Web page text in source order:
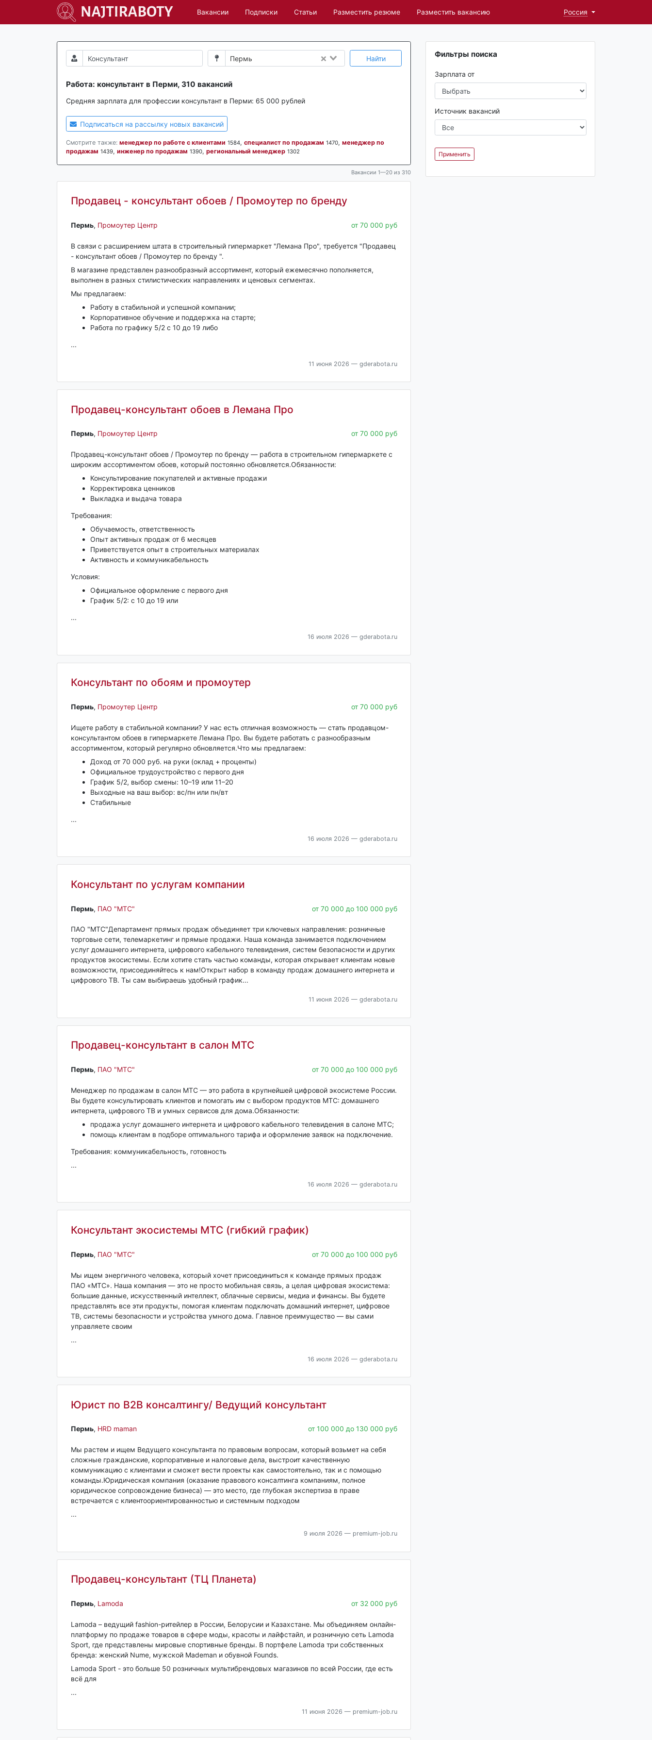
Вакансии Подписки Статьи Разместить резюме Разместить вакансию Россия
Пермь Найти
Работа: консультант в Перми, 310 вакансий
Средняя зарплата для профессии консультант в Перми: 65 000 рублей
Подписаться на рассылку новых вакансий
Смотрите также: менеджер по работе с клиентами 1584, специалист по продажам 1470, менеджер по
продажам 1439, инженер по продажам 1390, региональный менеджер 1302
Вакансии 1—20 из 310
Продавец - консультант обоев / Промоутер по бренду
Пермь‎, Промоутер Центр от 70 000 руб
В связи с расширением штата в строительный гипермаркет "Лемана Про", требуется "Продавец
- консультант обоев / Промоутер по бренду ".
В магазине представлен разнообразный ассортимент, который ежемесячно пополняется,
выполнен в разных стилистических направлениях и ценовых сегментах.
Мы предлагаем:
Работу в стабильной и успешной компании;
Корпоративное обучение и поддержка на старте;
Работа по графику 5/2 с 10 до 19 либо
...
11 июня 2026 — gderabota.ru
Продавец-консультант обоев в Лемана Про
Пермь‎, Промоутер Центр от 70 000 руб
Продавец-консультант обоев / Промоутер по бренду — работа в строительном гипермаркете с
широким ассортиментом обоев, который постоянно обновляется.Обязанности:
Консультирование покупателей и активные продажи
Корректировка ценников
Выкладка и выдача товара
Требования:
Обучаемость, ответственность
Опыт активных продаж от 6 месяцев
Приветствуется опыт в строительных материалах
Активность и коммуникабельность
Условия:
Официальное оформление с первого дня
График 5/2: с 10 до 19 или
...
16 июля 2026 — gderabota.ru
Консультант по обоям и промоутер
Пермь‎, Промоутер Центр от 70 000 руб
Ищете работу в стабильной компании? У нас есть отличная возможность — стать продавцом-
консультантом обоев в гипермаркете Лемана Про. Вы будете работать с разнообразным
ассортиментом, который регулярно обновляется.Что мы предлагаем:
Доход от 70 000 руб. на руки (оклад + проценты)
Официальное трудоустройство с первого дня
График 5/2, выбор смены: 10–19 или 11–20
Выходные на ваш выбор: вс/пн или пн/вт
Стабильные
...
16 июля 2026 — gderabota.ru
Консультант по услугам компании
Пермь‎, ПАО "МТС" от 70 000 до 100 000 руб
ПАО "МТС"Департамент прямых продаж объединяет три ключевых направления: розничные
торговые сети, телемаркетинг и прямые продажи. Наша команда занимается подключением
услуг домашнего интернета, цифрового кабельного телевидения, систем безопасности и других
продуктов экосистемы. Если хотите стать частью команды, которая открывает клиентам новые
возможности, присоединяйтесь к нам!Открыт набор в команду продаж домашнего интернета и
цифрового ТВ. Ты сам выбираешь удобный график...
11 июня 2026 — gderabota.ru
Продавец-консультант в салон МТС
Пермь‎, ПАО "МТС" от 70 000 до 100 000 руб
Менеджер по продажам в салон МТС — это работа в крупнейшей цифровой экосистеме России.
Вы будете консультировать клиентов и помогать им с выбором продуктов МТС: домашнего
интернета, цифрового ТВ и умных сервисов для дома.Обязанности:
продажа услуг домашнего интернета и цифрового кабельного телевидения в салоне МТС;
помощь клиентам в подборе оптимального тарифа и оформление заявок на подключение.
Требования: коммуникабельность, готовность
...
16 июля 2026 — gderabota.ru
Консультант экосистемы МТС (гибкий график)
Пермь‎, ПАО "МТС" от 70 000 до 100 000 руб
Мы ищем энергичного человека, который хочет присоединиться к команде прямых продаж
ПАО «МТС». Наша компания — это не просто мобильная связь, а целая цифровая экосистема:
большие данные, искусственный интеллект, облачные сервисы, медиа и финансы. Вы будете
представлять все эти продукты, помогая клиентам подключать домашний интернет, цифровое
ТВ, системы безопасности и устройства умного дома. Главное преимущество — вы сами
управляете своим
...
16 июля 2026 — gderabota.ru
Юрист по B2B консалтингу/ Ведущий консультант
Пермь‎, HRD maman от 100 000 до 130 000 руб
Мы растем и ищем Ведущего консультанта по правовым вопросам, который возьмет на себя
сложные гражданские, корпоративные и налоговые дела, выстроит качественную
коммуникацию с клиентами и сможет вести проекты как самостоятельно, так и с помощью
команды.Юридическая компания (оказание правового консалтинга компаниям, полное
юридическое сопровождение бизнеса) — это место, где глубокая экспертиза в праве
встречается с клиентоориентированностью и системным подходом
...
9 июля 2026 — premium-job.ru
Продавец-консультант (ТЦ Планета)
Пермь‎, Lamoda от 32 000 руб
Lamoda – ведущий fashion-ритейлер в России, Белорусии и Казахстане. Мы объединяем онлайн-
платформу по продаже товаров в сфере моды, красоты и лайфстайл, и розничную сеть Lamoda
Sport, где представлены мировые спортивные бренды. В портфеле Lamoda три собственных
бренда: женский Nume, мужской Mademan и обувной Founds.
Lamoda Sport - это больше 50 розничных мультибрендовых магазинов по всей России, где есть
всё для
...
11 июня 2026 — premium-job.ru
Фильтры поиска
Зарплата от
Источник вакансий
Применить